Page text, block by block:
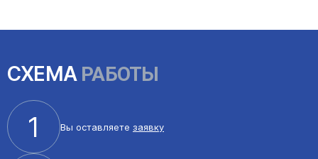
СХЕМАРАБОТЫ
1 Вы оставляете заявку